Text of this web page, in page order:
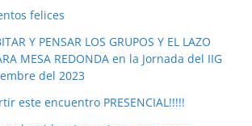
felices
Y PENSAR LOS GRUPOS Y EL LAZO
MESA REDONDA en la Jornada del IIG
del 2023
este encuentro PRESENCIAL!!!!!